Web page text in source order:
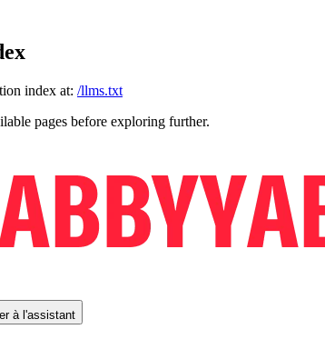
index at: /llms.txt
pages before exploring further.
à l'assistant